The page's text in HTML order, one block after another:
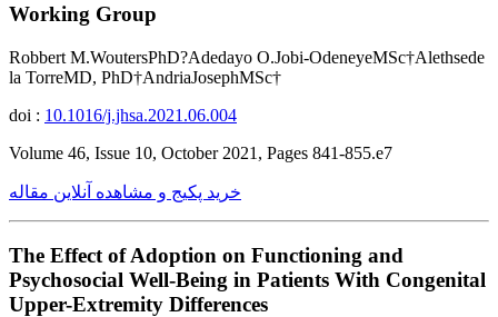
Working Group
Robbert M.WoutersPhD?Adedayo O.Jobi-OdeneyeMSc†Alethsede
la TorreMD, PhD†AndriaJosephMSc†
doi : 10.1016/j.jhsa.2021.06.004
Volume 46, Issue 10, October 2021, Pages 841-855.e7
خرید پکیج و مشاهده آنلاین مقاله
The Effect of Adoption on Functioning and
Psychosocial Well-Being in Patients With Congenital
Upper-Extremity Differences